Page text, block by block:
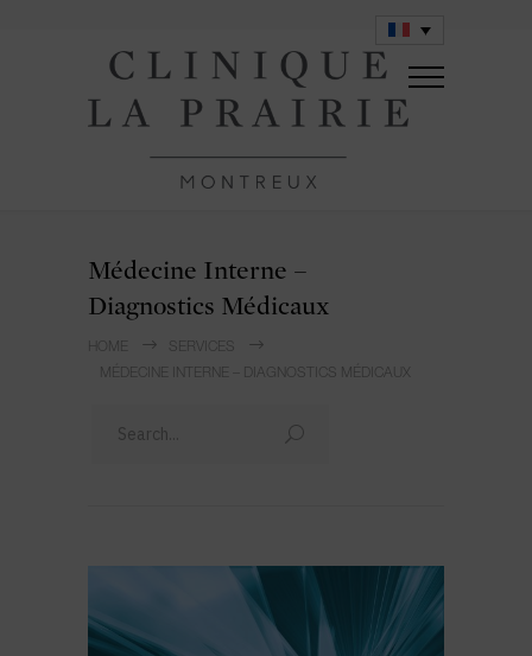
Médecine Interne –
Diagnostics Médicaux
SERVICES
MÉDECINE INTERNE – DIAGNOSTICS MÉDICAUX